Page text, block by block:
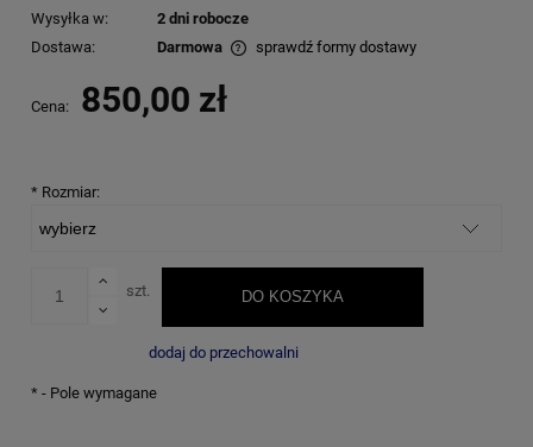
Wysyłka w:
2 dni robocze
Dostawa:
Darmowa
sprawdź formy dostawy
Cena: 850,00 zł
* Rozmiar:
szt. DO KOSZYKA
dodaj do przechowalni
* - Pole wymagane